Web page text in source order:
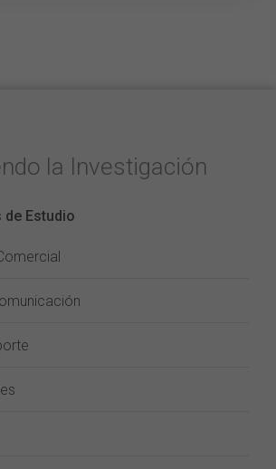
la Investigación
de Estudio